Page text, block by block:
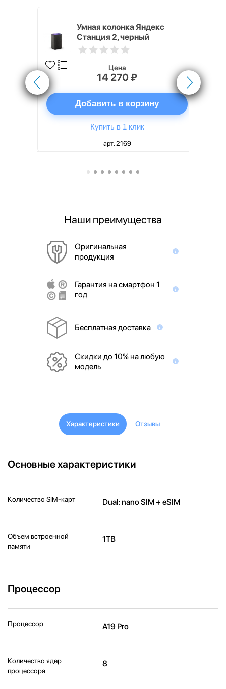
Умная колонка Яндекс
Станция 2, черный
Цена
14 270 ₽
Добавить в корзину
Купить в 1 клик
арт. 2169
Наши преимущества
Оригинальная
продукция
Гарантия на смартфон 1
год
Бесплатная доставка
Скидки до 10% на любую
модель
Характеристики Отзывы
Основные характеристики
Количество SIM-карт Dual: nano SIM + eSIM
Объем встроенной
памяти
1TB
Процессор
Процессор A19 Pro
Количество ядер
процессора
8